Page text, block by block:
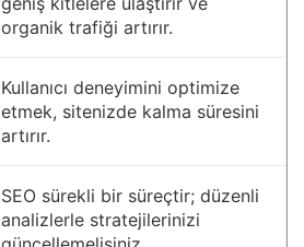
organik trafiği artırır.
Kullanıcı deneyimini optimize
etmek, sitenizde kalma süresini
artırır.
SEO sürekli bir süreçtir; düzenli
analizlerle stratejilerinizi